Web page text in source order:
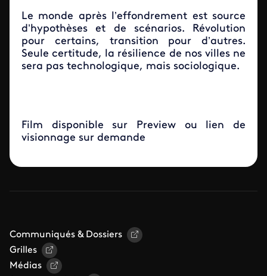
Le monde après l’effondrement est source
d’hypothèses et de scénarios. Révolution
pour certains, transition pour d’autres.
Seule certitude, la résilience de nos villes ne
sera pas technologique, mais sociologique.
Film disponible sur Preview ou lien de
visionnage sur demande
Communiqués & Dossiers
Grilles
Médias